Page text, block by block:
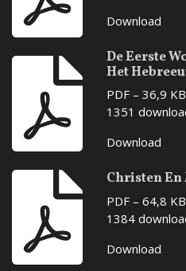
Download
De Eerste
Het
PDF – 36,9 KB
1351
Download
Christen
PDF – 64,8 KB
1384
Download